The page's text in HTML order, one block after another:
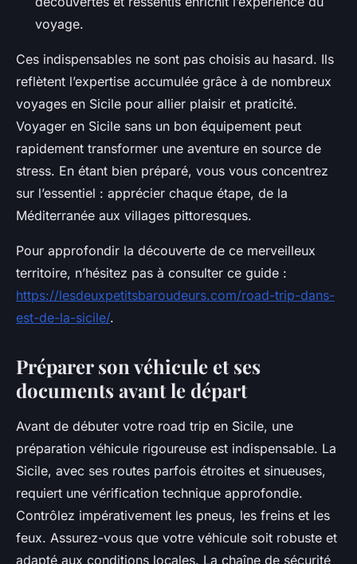
voyage.
Ces indispensables ne sont pas choisis au hasard. Ils
reflètent l’expertise accumulée grâce à de nombreux
voyages en Sicile pour allier plaisir et praticité.
Voyager en Sicile sans un bon équipement peut
rapidement transformer une aventure en source de
stress. En étant bien préparé, vous vous concentrez
sur l’essentiel : apprécier chaque étape, de la
Méditerranée aux villages pittoresques.
Pour approfondir la découverte de ce merveilleux
territoire, n’hésitez pas à consulter ce guide :
https://lesdeuxpetitsbaroudeurs.com/road-trip-dans-
est-de-la-sicile/.
Préparer son véhicule et ses
documents avant le départ
Avant de débuter votre road trip en Sicile, une
préparation véhicule rigoureuse est indispensable. La
Sicile, avec ses routes parfois étroites et sinueuses,
requiert une vérification technique approfondie.
Contrôlez impérativement les pneus, les freins et les
feux. Assurez-vous que votre véhicule soit robuste et
adapté aux conditions locales. La chaîne de sécurité